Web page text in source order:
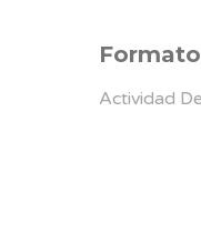
Formato
Actividad